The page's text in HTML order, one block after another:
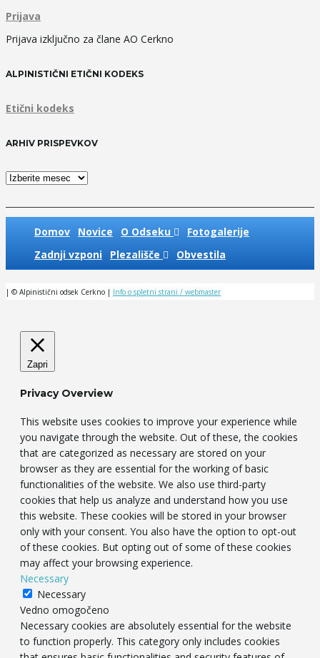
Prijava
Prijava izključno za člane AO Cerkno
ALPINISTIČNI ETIČNI KODEKS
Etični kodeks
ARHIV PRISPEVKOV
Arhiv
Domov Novice O Odseku
Fotogalerije
Zadnji vzponi
Plezališče Obvestila
| © Alpinistični odsek Cerkno | Info o spletni strani / webmaster
Zapri
Privacy Overview
This website uses cookies to improve your experience while
you navigate through the website. Out of these, the cookies
that are categorized as necessary are stored on your
browser as they are essential for the working of basic
functionalities of the website. We also use third-party
cookies that help us analyze and understand how you use
this website. These cookies will be stored in your browser
only with your consent. You also have the option to opt-out
of these cookies. But opting out of some of these cookies
may affect your browsing experience.
Necessary
Necessary
Vedno omogočeno
Necessary cookies are absolutely essential for the website
to function properly. This category only includes cookies